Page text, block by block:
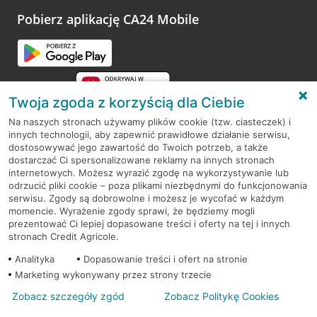
opinie.
Pobierz aplikację CA24 Mobile
RODO
Regulamin serwisu
Mapa serwisu
PolitykaCookies
© 2026 Credit Agricole Bank Polska S.A. Wszelkie prawa zastrzeżone
Twoja zgoda z korzyścią dla Ciebie
Na naszych stronach używamy plików cookie (tzw. ciasteczek) i
innych technologii, aby zapewnić prawidłowe działanie serwisu,
dostosowywać jego zawartość do Twoich potrzeb, a także
dostarczać Ci spersonalizowane reklamy na innych stronach
internetowych. Możesz wyrazić zgodę na wykorzystywanie lub
odrzucić pliki cookie – poza plikami niezbędnymi do funkcjonowania
serwisu. Zgody są dobrowolne i możesz je wycofać w każdym
momencie. Wyrażenie zgody sprawi, że będziemy mogli
prezentować Ci lepiej dopasowane treści i oferty na tej i innych
stronach Credit Agricole.
Analityka
Dopasowanie treści i ofert na stronie
Marketing wykonywany przez strony trzecie
Zobacz szczegóły zgód Zobacz Politykę Cookies